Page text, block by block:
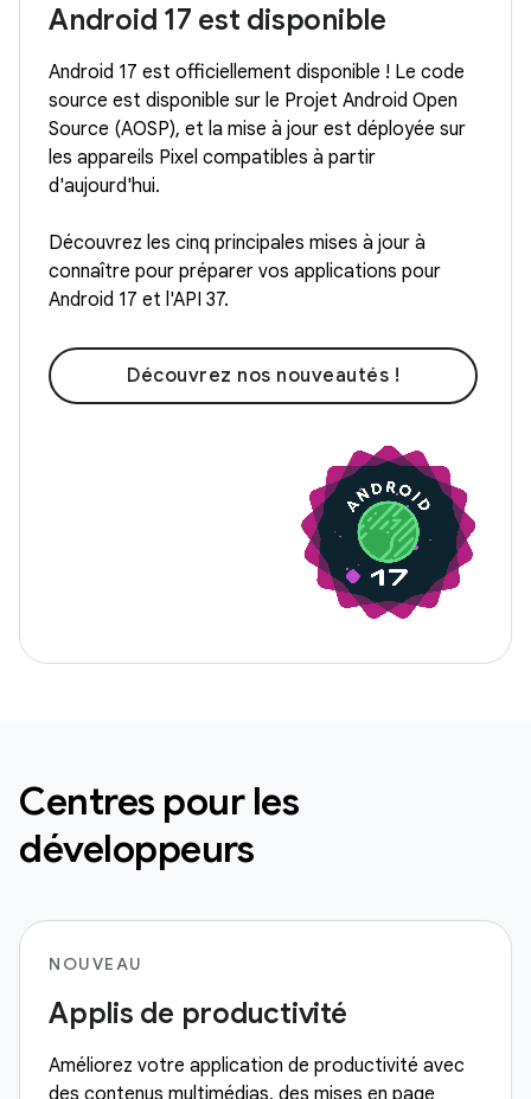
Android 17 est disponible
Android 17 est officiellement disponible ! Le code
source est disponible sur le Projet Android Open
Source (AOSP), et la mise à jour est déployée sur
les appareils Pixel compatibles à partir
d'aujourd'hui.
Découvrez les cinq principales mises à jour à
connaître pour préparer vos applications pour
Android 17 et l'API 37.
Découvrez nos nouveautés !
Centres pour les
développeurs
NOUVEAU
Applis de productivité
Améliorez votre application de productivité avec
des contenus multimédias, des mises en page